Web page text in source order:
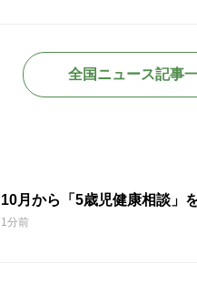
全国ニュース記事
10月から「5歳児健康相談」
1分前